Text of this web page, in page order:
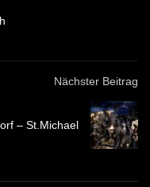
Nächster Beitrag
– St.Michael